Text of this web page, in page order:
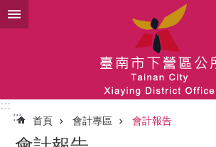
跳到主要內容區塊
:::
:::
首頁 會計專區 會計報告